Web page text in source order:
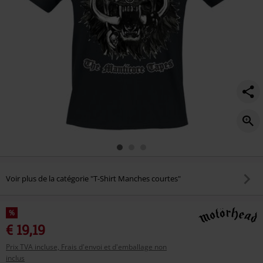
Voir plus de la catégorie "T-Shirt Manches courtes"
%
€ 19,19
Prix TVA incluse, Frais d'envoi et d'emballage non
inclus